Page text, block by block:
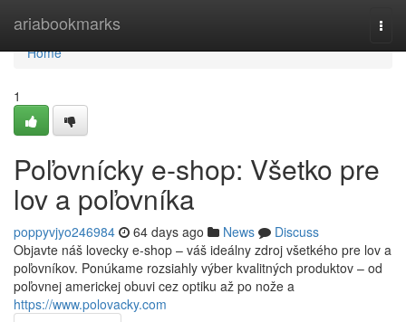
ariabookmarks
Home
Home
1
Poľovnícky e-shop: Všetko pre
lov a poľovníka
poppyvjyo246984 64 days ago News
Discuss
Objavte náš lovecky e-shop – váš ideálny zdroj všetkého pre lov a
poľovníkov. Ponúkame rozsiahly výber kvalitných produktov – od
poľovnej americkej obuvi cez optiku až po nože a
https://www.polovacky.com